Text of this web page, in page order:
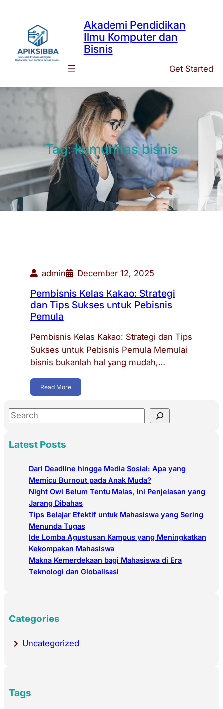
content
Akademi Pendidikan
Ilmu Komputer dan
Bisnis
Get Started
Tag:komunitas bisnis
admin December 12, 2025
Pembisnis Kelas Kakao: Strategi
dan Tips Sukses untuk Pebisnis
Pemula
Pembisnis Kelas Kakao: Strategi dan Tips
Sukses untuk Pebisnis Pemula Memulai
bisnis bukanlah hal yang mudah,…
Read More
S
aLatest Posts
Dari Deadline hingga Media Sosial: Apa yang
Memicu Burnout pada Anak Muda?
Night Owl Belum Tentu Malas, Ini Penjelasan yang
Jarang Dibahas
Tips Belajar Efektif untuk Mahasiswa yang Sering
Menunda Tugas
Ide Lomba Agustusan Kampus yang Meningkatkan
Kekompakan Mahasiswa
Makna Kemerdekaan bagi Mahasiswa di Era
Teknologi dan Globalisasi
Categories
Uncategorized
Tags